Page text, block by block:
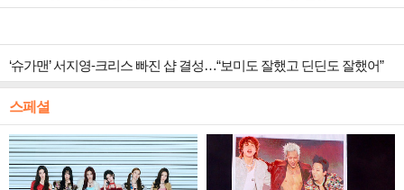
‘슈가맨’ 서지영-크리스 빠진 샵 결성…“보미도 잘했고 딘딘도 잘했어”
스페셜